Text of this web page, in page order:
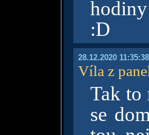
:D
28.12.2020 11:35:38
Víla z
Tak to
se